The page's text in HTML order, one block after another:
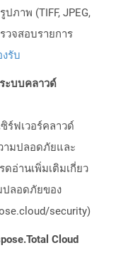
ปภาพ (TIFF, JPEG,
วจสอบรายการ
รับ
ะบบคลาวด์
ร์ฟเวอร์คลาวด์
ามปลอดภัยและ
อ่านเพิ่มเติมเกี่ยว
ลอดภัยของ
security)
Cloud